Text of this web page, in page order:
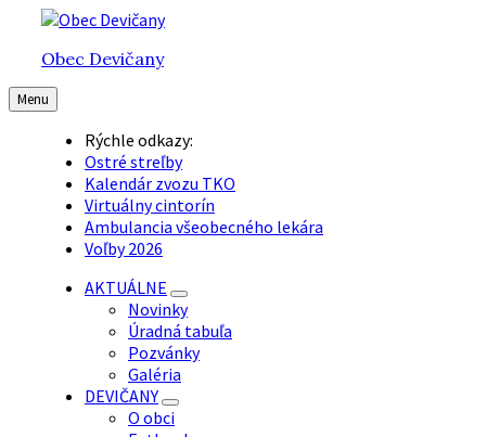
Preskočiť
obsah
Preskočiť
hlavnú
navigáciu
Preskočiť
pätičkuObec Devičany
Menu
Rýchle odkazy:
Ostré streľby
Kalendár zvozu TKO
Virtuálny cintorín
Ambulancia všeobecného lekára
Voľby 2026
AKTUÁLNE
Novinky
Úradná tabuľa
Pozvánky
Galéria
DEVIČANY
O obci